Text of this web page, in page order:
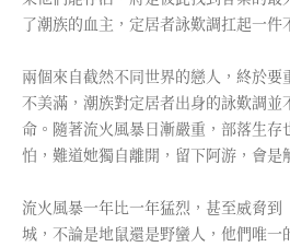
了潮族的血主，定居者詠歎調扛起一件
兩個來自截然不同世界的戀人，終於
不美滿，潮族對定居者出身的詠歎調
命。隨著流火風暴日漸嚴重，部落生
怕，難道她獨自離開，留下阿游，會是
流火風暴一年比一年猛烈，甚至威脅
城，不論是地鼠還是野蠻人，他們唯一